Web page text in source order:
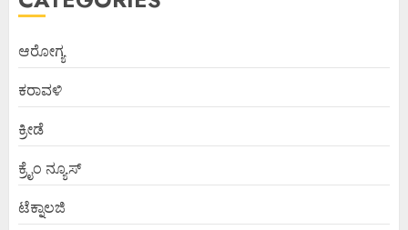
ಆರೋಗ್ಯ
ಕರಾವಳಿ
ಕ್ರೀಡೆ
ಕ್ರೈಂ ನ್ಯೂಸ್
ಟೆಕ್ನಾಲಜಿ